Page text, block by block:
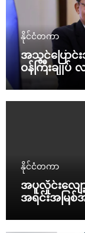
နိုင်ငံတကာ
အသွင်ပြောင်
ဝန်ကြီးချု
နိုင်ငံတကာ
အပူလှိုင်းလျေ
အရင်းအမြစ်